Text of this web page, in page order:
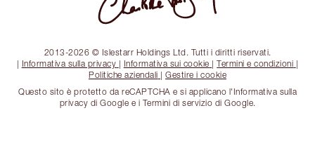
2013-2026 © Islestarr Holdings Ltd. Tutti i diritti riservati.
| Informativa sulla privacy | Informativa sui cookie |Termini e condizioni |
Politiche aziendali | Gestire i cookie
Questo sito è protetto da reCAPTCHA e si applicano l'Informativa sulla
privacy di Google e i Termini di servizio di Google.